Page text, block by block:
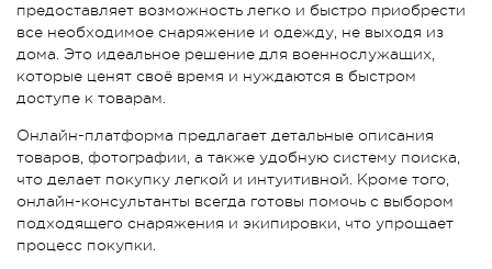
предоставляет возможность легко и быстро приобрести
все необходимое снаряжение и одежду, не выходя из
дома. Это идеальное решение для военнослужащих,
которые ценят своё время и нуждаются в быстром
доступе к товарам.
Онлайн-платформа предлагает детальные описания
товаров, фотографии, а также удобную систему поиска,
что делает покупку легкой и интуитивной. Кроме того,
онлайн-консультанты всегда готовы помочь с выбором
подходящего снаряжения и экипировки, что упрощает
процесс покупки.